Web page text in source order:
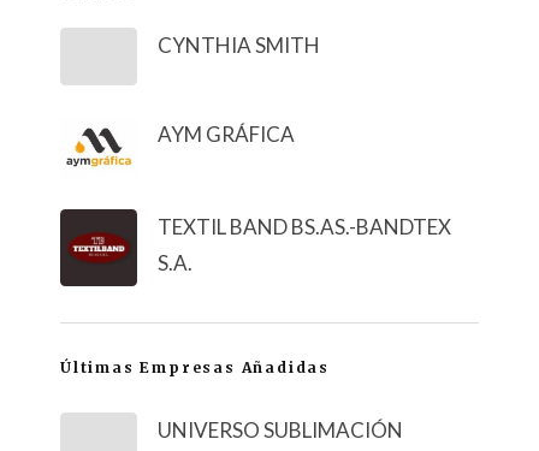
CYNTHIA SMITH
AYM GRÁFICA
TEXTIL BAND BS.AS.-BANDTEX
S.A.
Últimas Empresas Añadidas
UNIVERSO SUBLIMACIÓN